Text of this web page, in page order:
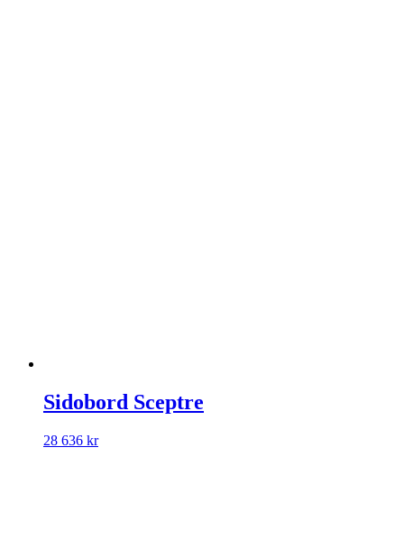
Sidobord Sceptre
28 636 kr